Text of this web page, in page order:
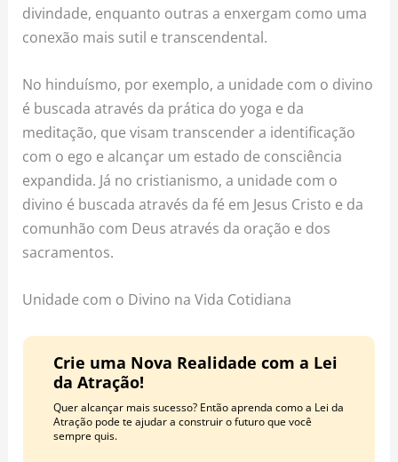
divindade, enquanto outras a enxergam como uma
conexão mais sutil e transcendental.
No hinduísmo, por exemplo, a unidade com o divino
é buscada através da prática do yoga e da
meditação, que visam transcender a identificação
com o ego e alcançar um estado de consciência
expandida. Já no cristianismo, a unidade com o
divino é buscada através da fé em Jesus Cristo e da
comunhão com Deus através da oração e dos
sacramentos.
Unidade com o Divino na Vida Cotidiana
Crie uma Nova Realidade com a Lei
da Atração!
Quer alcançar mais sucesso? Então aprenda como a Lei da
Atração pode te ajudar a construir o futuro que você
sempre quis.